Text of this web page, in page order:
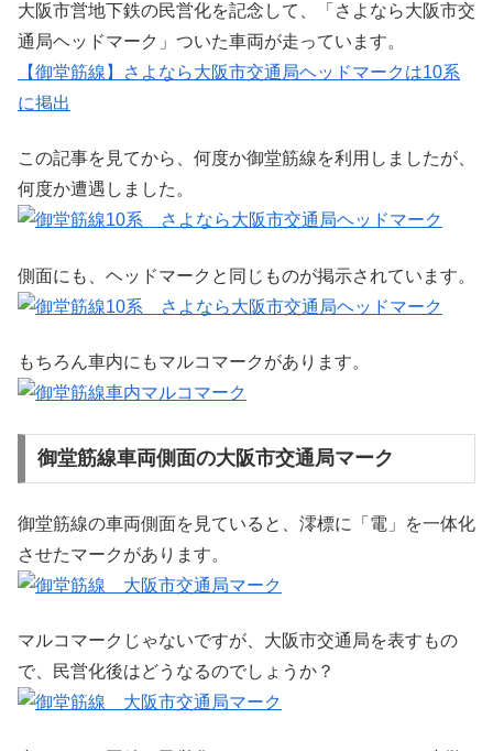
大阪市営地下鉄の民営化を記念して、「さよなら大阪市交
通局ヘッドマーク」ついた車両が走っています。
【御堂筋線】さよなら大阪市交通局ヘッドマークは10系
に掲出
この記事を見てから、何度か御堂筋線を利用しましたが、
何度か遭遇しました。
側面にも、ヘッドマークと同じものが掲示されています。
もちろん車内にもマルコマークがあります。
御堂筋線車両側面の大阪市交通局マーク
御堂筋線の車両側面を見ていると、澪標に「電」を一体化
させたマークがあります。
マルコマークじゃないですが、大阪市交通局を表すもの
で、民営化後はどうなるのでしょうか？